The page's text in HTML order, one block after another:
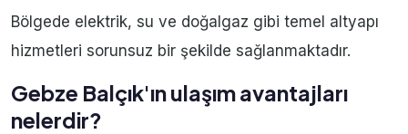
Bölgede elektrik, su ve doğalgaz gibi temel altyapı
hizmetleri sorunsuz bir şekilde sağlanmaktadır.
Gebze Balçık'ın ulaşım avantajları
nelerdir?